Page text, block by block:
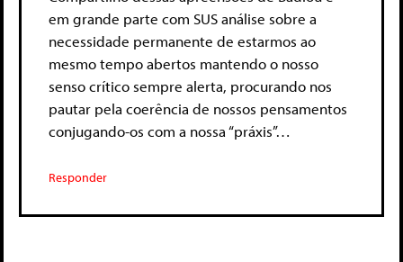
em grande parte com SUS análise sobre a
necessidade permanente de estarmos ao
mesmo tempo abertos mantendo o nosso
senso crítico sempre alerta, procurando nos
pautar pela coerência de nossos pensamentos
conjugando-os com a nossa “práxis”…
Responder